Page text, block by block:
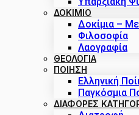
ΔΟΚΊΜΙΟ
Δοκίμια –
Φιλοσοφία
Λαογραφία
ΘΕΟΛΟΓΙΑ
ΠΟΙΗΣΗ
Ελληνική
Παγκόσμια
ΔΙΑΦΟΡΕΣ